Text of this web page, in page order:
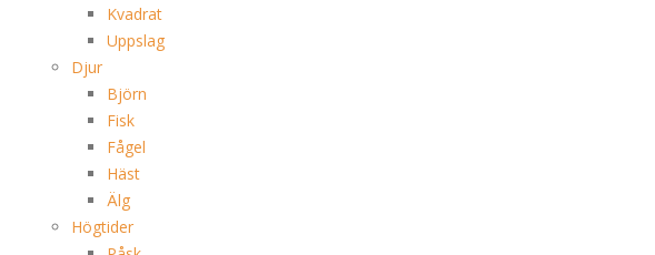
Kvadrat
Uppslag
Djur
Björn
Fisk
Fågel
Häst
Älg
Högtider